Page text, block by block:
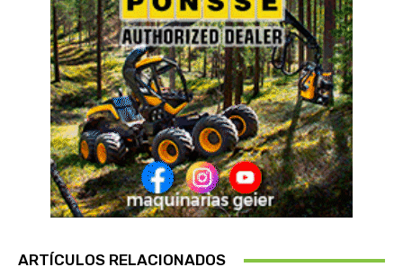
ARTÍCULOS RELACIONADOS